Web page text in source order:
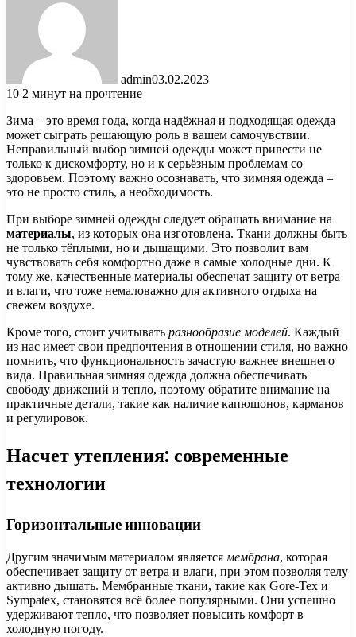
admin03.02.2023
10 2 минут на прочтение
Зима – это время года, когда надёжная и подходящая одежда
может сыграть решающую роль в вашем самочувствии.
Неправильный выбор зимней одежды может привести не
только к дискомфорту, но и к серьёзным проблемам со
здоровьем. Поэтому важно осознавать, что зимняя одежда –
это не просто стиль, а необходимость.
При выборе зимней одежды следует обращать внимание на
материалы, из которых она изготовлена. Ткани должны быть
не только тёплыми, но и дышащими. Это позволит вам
чувствовать себя комфортно даже в самые холодные дни. К
тому же, качественные материалы обеспечат защиту от ветра
и влаги, что тоже немаловажно для активного отдыха на
свежем воздухе.
Кроме того, стоит учитывать разнообразие моделей. Каждый
из нас имеет свои предпочтения в отношении стиля, но важно
помнить, что функциональность зачастую важнее внешнего
вида. Правильная зимняя одежда должна обеспечивать
свободу движений и тепло, поэтому обратите внимание на
практичные детали, такие как наличие капюшонов, карманов
и регулировок.
Насчет утепления: современные
технологии
Горизонтальные инновации
Другим значимым материалом является мембрана, которая
обеспечивает защиту от ветра и влаги, при этом позволяя телу
активно дышать. Мембранные ткани, такие как Gore-Tex и
Sympatex, становятся всё более популярными. Они успешно
удерживают тепло, что позволяет повысить комфорт в
холодную погоду.